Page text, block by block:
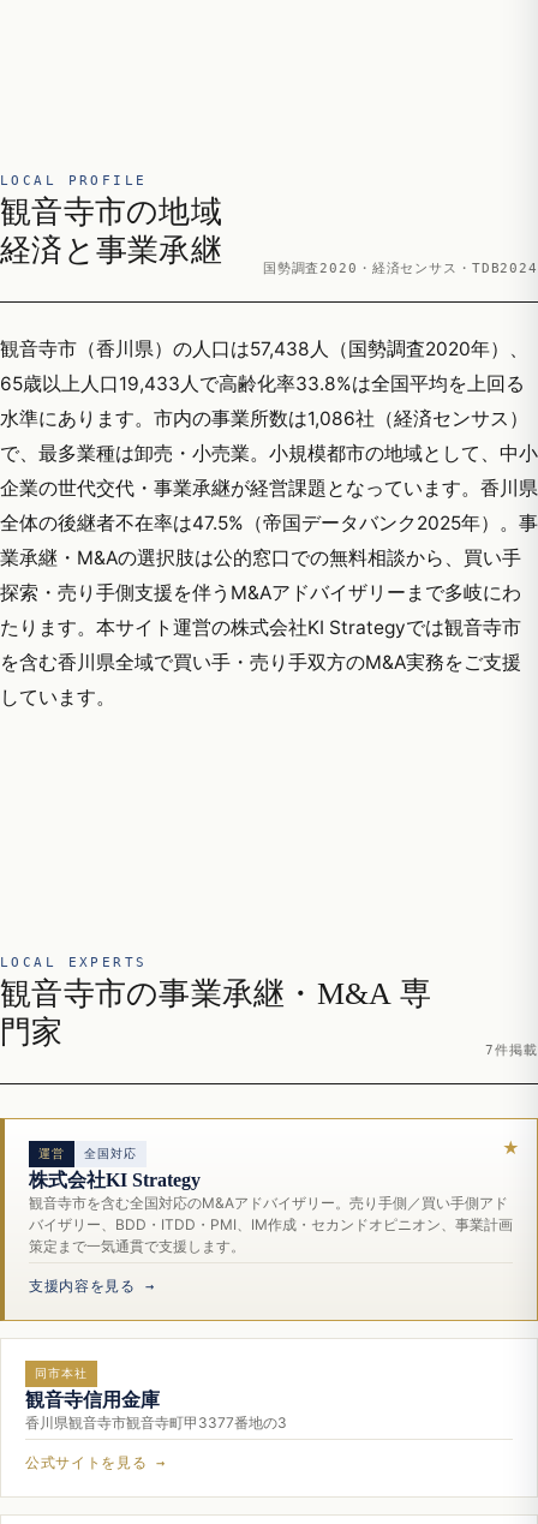
LOCAL PROFILE
観音寺市の地域
経済と事業承継
国勢調査2020・経済センサス・TDB2024
観音寺市（香川県）の人口は57,438人（国勢調査2020年）、
65歳以上人口19,433人で高齢化率33.8%は全国平均を上回る
水準にあります。市内の事業所数は1,086社（経済センサス）
で、最多業種は卸売・小売業。小規模都市の地域として、中小
企業の世代交代・事業承継が経営課題となっています。香川県
全体の後継者不在率は47.5%（帝国データバンク2025年）。事
業承継・M&Aの選択肢は公的窓口での無料相談から、買い手
探索・売り手側支援を伴うM&Aアドバイザリーまで多岐にわ
たります。本サイト運営の株式会社KI Strategyでは観音寺市
を含む香川県全域で買い手・売り手双方のM&A実務をご支援
しています。
LOCAL EXPERTS
観音寺市の事業承継・M&A 専
門家
7件掲載
運営 全国対応
株式会社KI Strategy
観音寺市を含む全国対応のM&Aアドバイザリー。売り手側／買い手側アド
バイザリー、BDD・ITDD・PMI、IM作成・セカンドオピニオン、事業計画
策定まで一気通貫で支援します。
支援内容を見る →
同市本社
観音寺信用金庫
香川県観音寺市観音寺町甲3377番地の3
公式サイトを見る →